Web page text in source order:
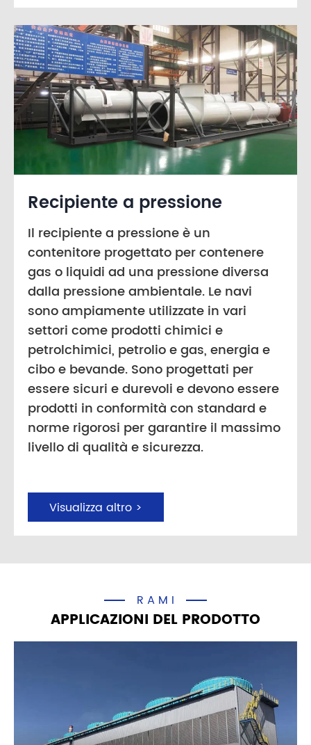
Recipiente a pressione
Il recipiente a pressione è un
contenitore progettato per contenere
gas o liquidi ad una pressione diversa
dalla pressione ambientale. Le navi
sono ampiamente utilizzate in vari
settori come prodotti chimici e
petrolchimici, petrolio e gas, energia e
cibo e bevande. Sono progettati per
essere sicuri e durevoli e devono essere
prodotti in conformità con standard e
norme rigorosi per garantire il massimo
livello di qualità e sicurezza.
Visualizza altro >
RAMI
APPLICAZIONI DEL PRODOTTO